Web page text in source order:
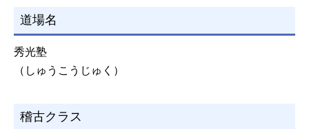
道場名
秀光塾
（しゅうこうじゅく）
稽古クラス